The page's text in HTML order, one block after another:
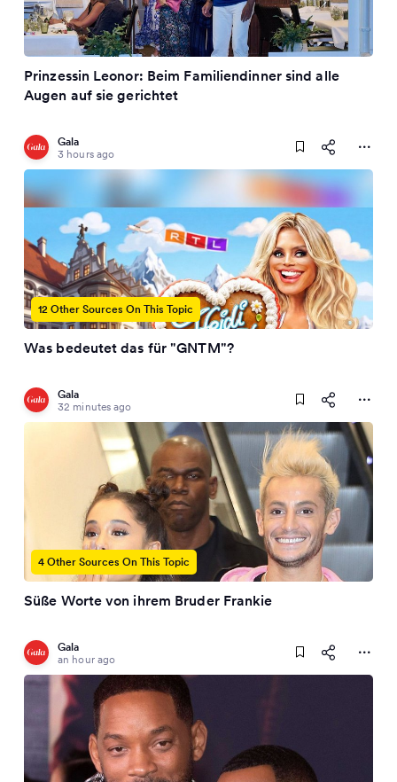
Prinzessin Leonor: Beim Familiendinner sind alle
Augen auf sie gerichtet
Gala
3 hours ago
12 Other Sources On This Topic
Was bedeutet das für "GNTM"?
Gala
32 minutes ago
4 Other Sources On This Topic
Süße Worte von ihrem Bruder Frankie
Gala
an hour ago